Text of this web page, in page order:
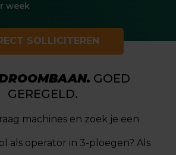
SOLLICITEREN
week
GOED
GEREGELD.
machines en zoek je een
als operator in 3-ploegen? Als